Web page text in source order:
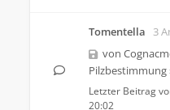
Tomentella
3
von
Pilzbestimmung
Letzter Beitrag
20:02